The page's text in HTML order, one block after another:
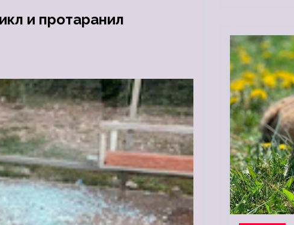
и протаранил